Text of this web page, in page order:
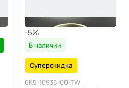
-5%
В наличии
Суперскидка
6K5-10935-00-TW